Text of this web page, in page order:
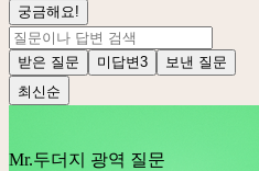
궁금해요!
받은 질문 미답변3
보낸 질문
최신순
Mr.두더지
광역 질문